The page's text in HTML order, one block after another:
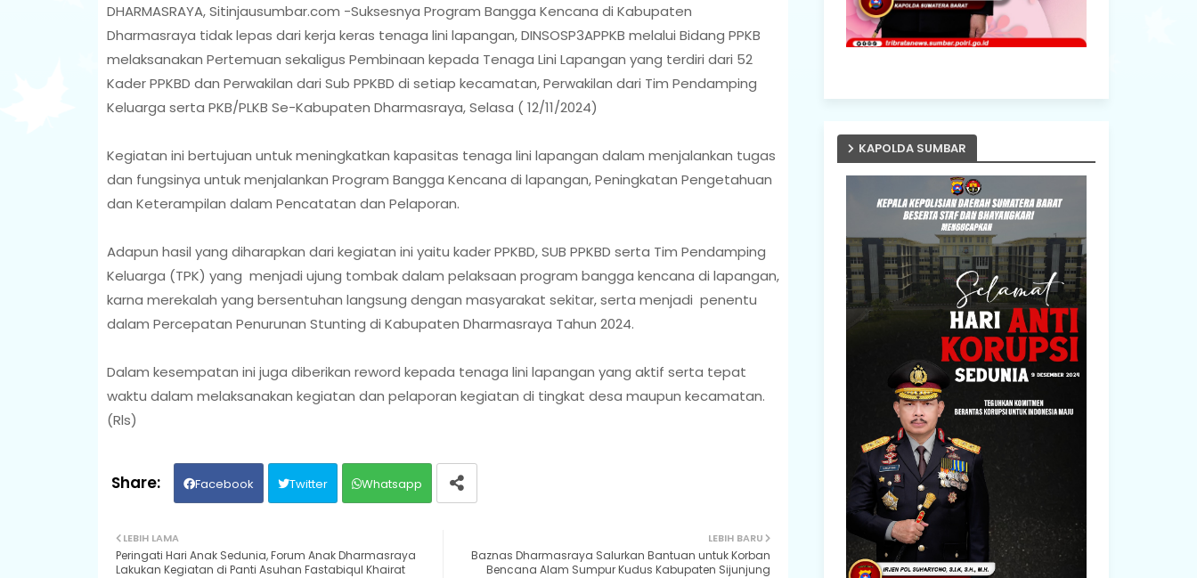
DHARMASRAYA, Sitinjausumbar.com -Suksesnya Program Bangga Kencana di Kabupaten
Dharmasraya tidak lepas dari kerja keras tenaga lini lapangan, DINSOSP3APPKB melalui Bidang PPKB
melaksanakan Pertemuan sekaligus Pembinaan kepada Tenaga Lini Lapangan yang terdiri dari 52
Kader PPKBD dan Perwakilan dari Sub PPKBD di setiap kecamatan, Perwakilan dari Tim Pendamping
Keluarga serta PKB/PLKB Se-Kabupaten Dharmasraya, Selasa ( 12/11/2024)
Kegiatan ini bertujuan untuk meningkatkan kapasitas tenaga lini lapangan dalam menjalankan tugas
dan fungsinya untuk menjalankan Program Bangga Kencana di lapangan, Peningkatan Pengetahuan
dan Keterampilan dalam Pencatatan dan Pelaporan.
Adapun hasil yang diharapkan dari kegiatan ini yaitu kader PPKBD, SUB PPKBD serta Tim Pendamping
Keluarga (TPK) yang menjadi ujung tombak dalam pelaksaan program bangga kencana di lapangan,
karna merekalah yang bersentuhan langsung dengan masyarakat sekitar, serta menjadi penentu
dalam Percepatan Penurunan Stunting di Kabupaten Dharmasraya Tahun 2024.
Dalam kesempatan ini juga diberikan reword kepada tenaga lini lapangan yang aktif serta tepat
waktu dalam melaksanakan kegiatan dan pelaporan kegiatan di tingkat desa maupun kecamatan.
(Rls)
Facebook Twitter Whatsapp
LEBIH BARU
Baznas Dharmasraya Salurkan Bantuan untuk Korban
Bencana Alam Sumpur Kudus Kabupaten Sijunjung
LEBIH LAMA
Peringati Hari Anak Sedunia, Forum Anak Dharmasraya
Lakukan Kegiatan di Panti Asuhan Fastabiqul Khairat
KAPOLDA SUMBAR